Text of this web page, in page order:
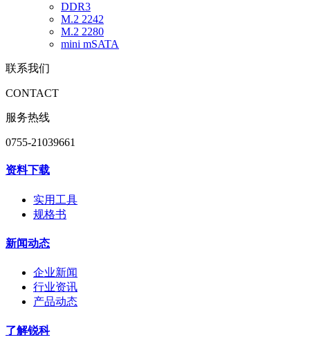
DDR3
M.2 2242
M.2 2280
mini mSATA
联系我们
CONTACT
服务热线
0755-21039661
资料下载
实用工具
规格书
新闻动态
企业新闻
行业资讯
产品动态
了解锐科